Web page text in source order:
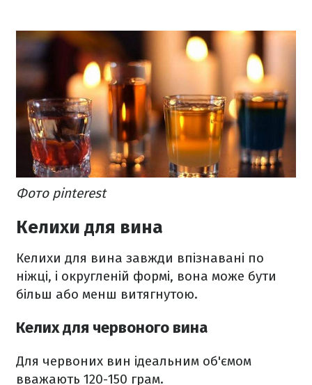
Фото pinterest
Келихи для вина
Келихи для вина завжди впізнавані по
ніжці, і округленій формі, вона може бути
більш або менш витягнутою.
Келих для червоного вина
Для червоних вин ідеальним об'ємом
вважають 120-150 грам.